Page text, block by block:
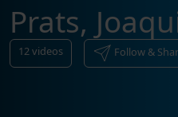
Prats,
12 videos Follow &